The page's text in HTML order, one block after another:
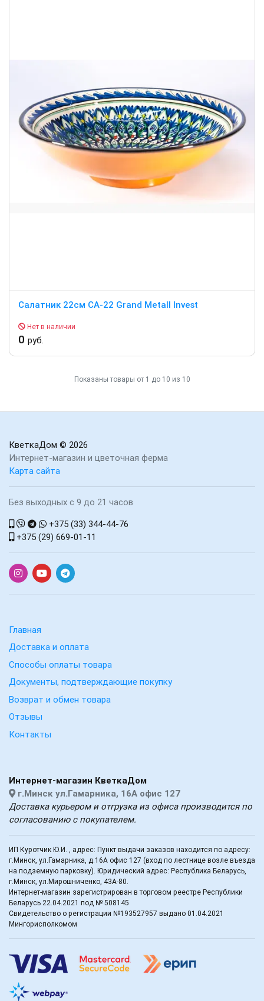
Салатник 22см СА-22 Grand Metall Invest
Нет в наличии
0 руб.
Показаны товары от 1 до 10 из 10
КветкаДом © 2026
Интернет-магазин и цветочная ферма
Карта сайта
Без выходных с 9 до 21 часов
+375 (33) 344-44-76
+375 (29) 669-01-11
Главная
Доставка и оплата
Способы оплаты товара
Документы, подтверждающие покупку
Возврат и обмен товара
Отзывы
Контакты
Интернет-магазин КветкаДом
г.Минск ул.Гамарника, 16А офис 127
Доставка курьером и отгрузка из офиса производится по
согласованию с покупателем.
ИП Куротчик Ю.И. , адрес: Пункт выдачи заказов находится по адресу:
г.Минск, ул.Гамарника, д.16А офис 127 (вход по лестнице возле въезда
на подземную парковку). Юридический адрес: Республика Беларусь,
г.Минск, ул.Мирошниченко, 43А-80.
Интернет-магазин зарегистрирован в торговом реестре Республики
Беларусь 22.04.2021 под № 508145
Свидетельство о регистрации №193527957 выдано 01.04.2021
Мингорисполкомом